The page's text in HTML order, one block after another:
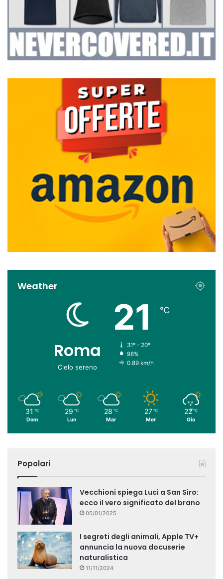
Weather
Roma
Cielo sereno
21 ℃
31º - 20º
98%
0.89 km/h
31 ℃
Dom
29 ℃
Lun
28 ℃
Mar
27 ℃
Mer
22 ℃
Gio
Popolari
Vecchioni spiega Luci a San Siro:
ecco il vero significato del brano
05/01/2025
I segreti degli animali, Apple TV+
annuncia la nuova docuserie
naturalistica
11/11/2024